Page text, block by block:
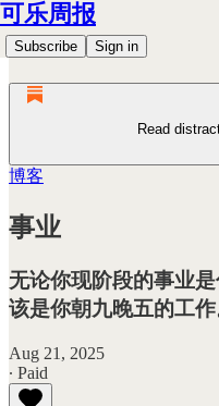
可乐周报
Subscribe Sign in
Read
博客
事业
无论你现阶段的事业
该是你朝九晚五的工作
Aug 21, 2025
∙ Paid